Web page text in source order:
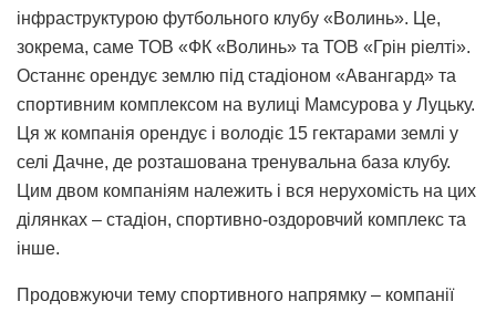
інфраструктурою футбольного клубу «Волинь». Це,
зокрема, саме ТОВ «ФК «Волинь» та ТОВ «Грін ріелті».
Останнє орендує землю під стадіоном «Авангард» та
спортивним комплексом на вулиці Мамсурова у Луцьку.
Ця ж компанія орендує і володіє 15 гектарами землі у
селі Дачне, де розташована тренувальна база клубу.
Цим двом компаніям належить і вся нерухомість на цих
ділянках – стадіон, спортивно-оздоровчий комплекс та
інше.
Продовжуючи тему спортивного напрямку – компанії